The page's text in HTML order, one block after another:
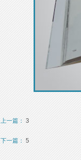
上一篇： 3
下一篇： 5